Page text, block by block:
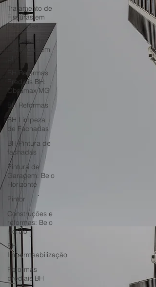
Tratamento de
Fissuras em
Fachadas
Limpeza de
Fachadas em
BH Reformas
Prediais BH:
Obramax MG
BH Reformas
BH Limpeza
de Fachadas
BH Pintura de
fachadas
Pintura de
Garagem: Belo
Horizonte
Pintor
Construções e
reformas: Belo
Horizo
BH
Impermeabilização
Reformas
prediais BH